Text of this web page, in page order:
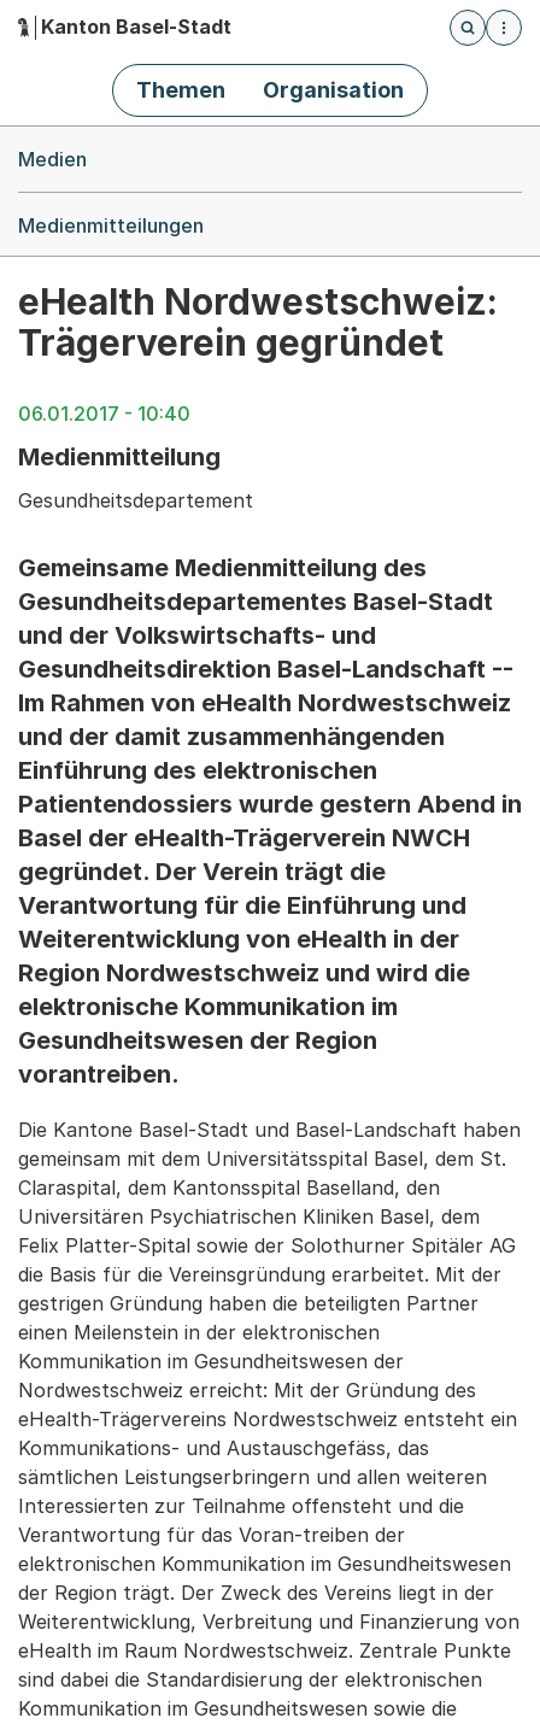
Hauptnavigation
Kanton Basel-Stadt
Öffnet
Themen Organisation
Medien
Medienmitteilungen
eHealth Nordwestschweiz:
Trägerverein gegründet
06.01.2017 - 10:40
Medienmitteilung
Gesundheitsdepartement
Gemeinsame Medienmitteilung des
Gesundheitsdepartementes Basel-Stadt
und der Volkswirtschafts- und
Gesundheitsdirektion Basel-Landschaft --
Im Rahmen von eHealth Nordwestschweiz
und der damit zusammenhängenden
Einführung des elektronischen
Patientendossiers wurde gestern Abend in
Basel der eHealth-Trägerverein NWCH
gegründet. Der Verein trägt die
Verantwortung für die Einführung und
Weiterentwicklung von eHealth in der
Region Nordwestschweiz und wird die
elektronische Kommunikation im
Gesundheitswesen der Region
vorantreiben.
Die Kantone Basel-Stadt und Basel-Landschaft haben
gemeinsam mit dem Universitätsspital Basel, dem St.
Claraspital, dem Kantonsspital Baselland, den
Universitären Psychiatrischen Kliniken Basel, dem
Felix Platter-Spital sowie der Solothurner Spitäler AG
die Basis für die Vereinsgründung erarbeitet. Mit der
gestrigen Gründung haben die beteiligten Partner
einen Meilenstein in der elektronischen
Kommunikation im Gesundheitswesen der
Nordwestschweiz erreicht: Mit der Gründung des
eHealth-Trägervereins Nordwestschweiz entsteht ein
Kommunikations- und Austauschgefäss, das
sämtlichen Leistungserbringern und allen weiteren
Interessierten zur Teilnahme offensteht und die
Verantwortung für das Voran-treiben der
elektronischen Kommunikation im Gesundheitswesen
der Region trägt. Der Zweck des Vereins liegt in der
Weiterentwicklung, Verbreitung und Finanzierung von
eHealth im Raum Nordwestschweiz. Zentrale Punkte
sind dabei die Standardisierung der elektronischen
Kommunikation im Gesundheitswesen sowie die